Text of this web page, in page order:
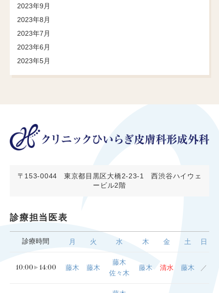
2023年9月
2023年8月
2023年7月
2023年6月
2023年5月
〒153-0044
東京都目黒区大橋2-23-1 西渋谷ハイウェ
ービル2階
診療担当医表
診療時間 月 火 水 木 金 土 日
10:00 14:00 藤木 藤木
藤木
佐々木
藤木 清水 藤木 ／